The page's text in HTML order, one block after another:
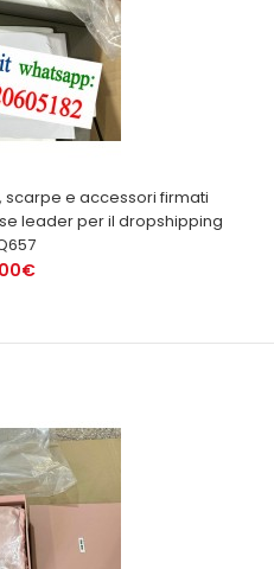
scarpe e accessori firmati
leader per il dropshipping